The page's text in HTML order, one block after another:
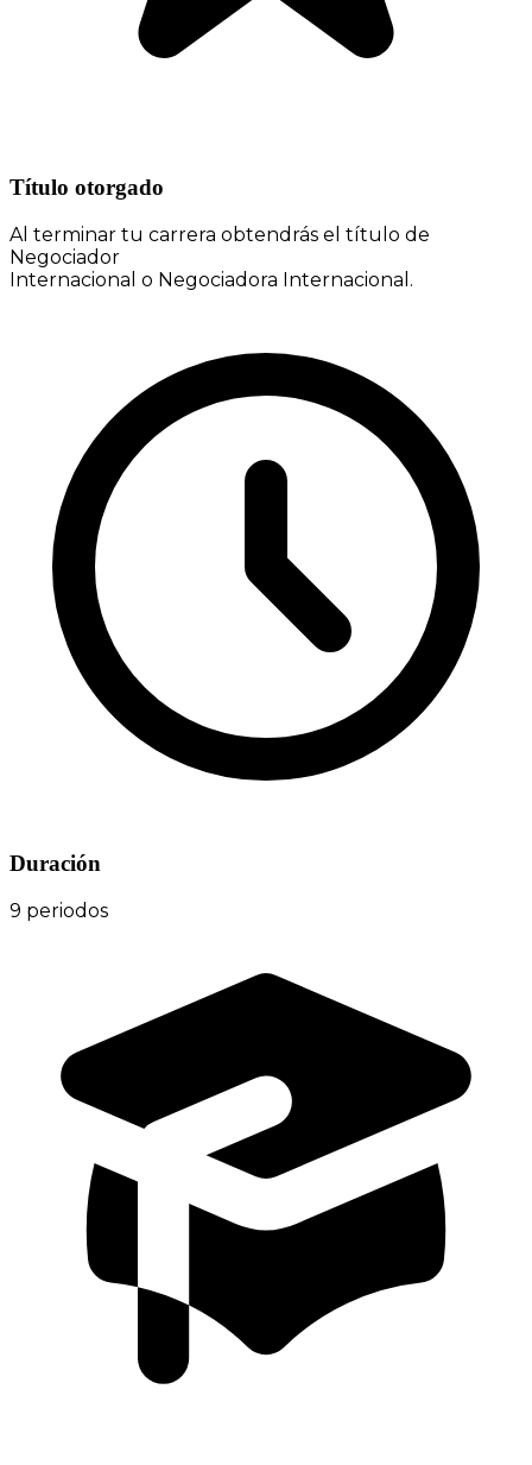
Título otorgado
Al terminar tu carrera obtendrás el título de
Negociador
Internacional o Negociadora Internacional.
Duración
9 periodos